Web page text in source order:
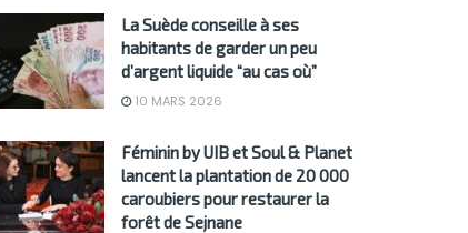
La Suède conseille à ses
habitants de garder un peu
d’argent liquide “au cas où”
10 MARS 2026
Féminin by UIB et Soul & Planet
lancent la plantation de 20 000
caroubiers pour restaurer la
forêt de Sejnane